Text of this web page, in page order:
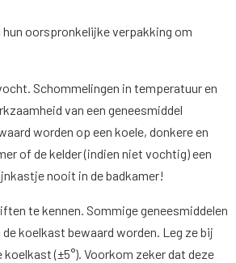
oorspronkelijke verpakking om
Schommelingen in temperatuur en
van een geneesmiddel
worden op een koele, donkere en
of de kelder (indien niet vochtig) een
nooit in de badkamer!
te kennen. Sommige geneesmiddelen
koelkast bewaard worden. Leg ze bij
(±5°). Voorkom zeker dat deze